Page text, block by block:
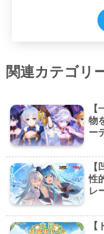
関連カテゴリ
物
ー
性
レ